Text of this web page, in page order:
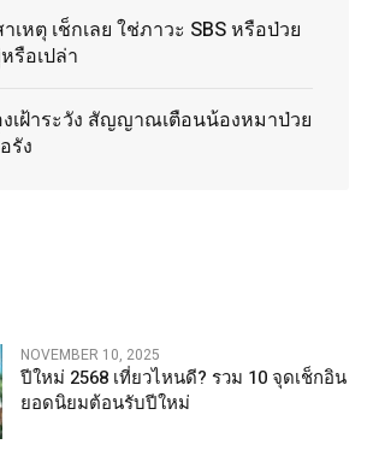
เหตุ เช็กเลย ใช่ภาวะ SBS หรือป่วย
รือเปล่า
เฝ้าระวัง สัญญาณเตือนน้องหมาป่วย
รัง
NOVEMBER 10, 2025
ปีใหม่ 2568 เที่ยวไหนดี? รวม 10 จุดเช็กอิน
ยอดนิยมต้อนรับปีใหม่